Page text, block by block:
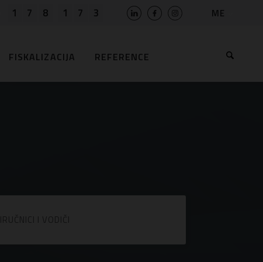
1 7 8 1 7 3
ME
BIH
FISKALIZACIJA REFERENCE